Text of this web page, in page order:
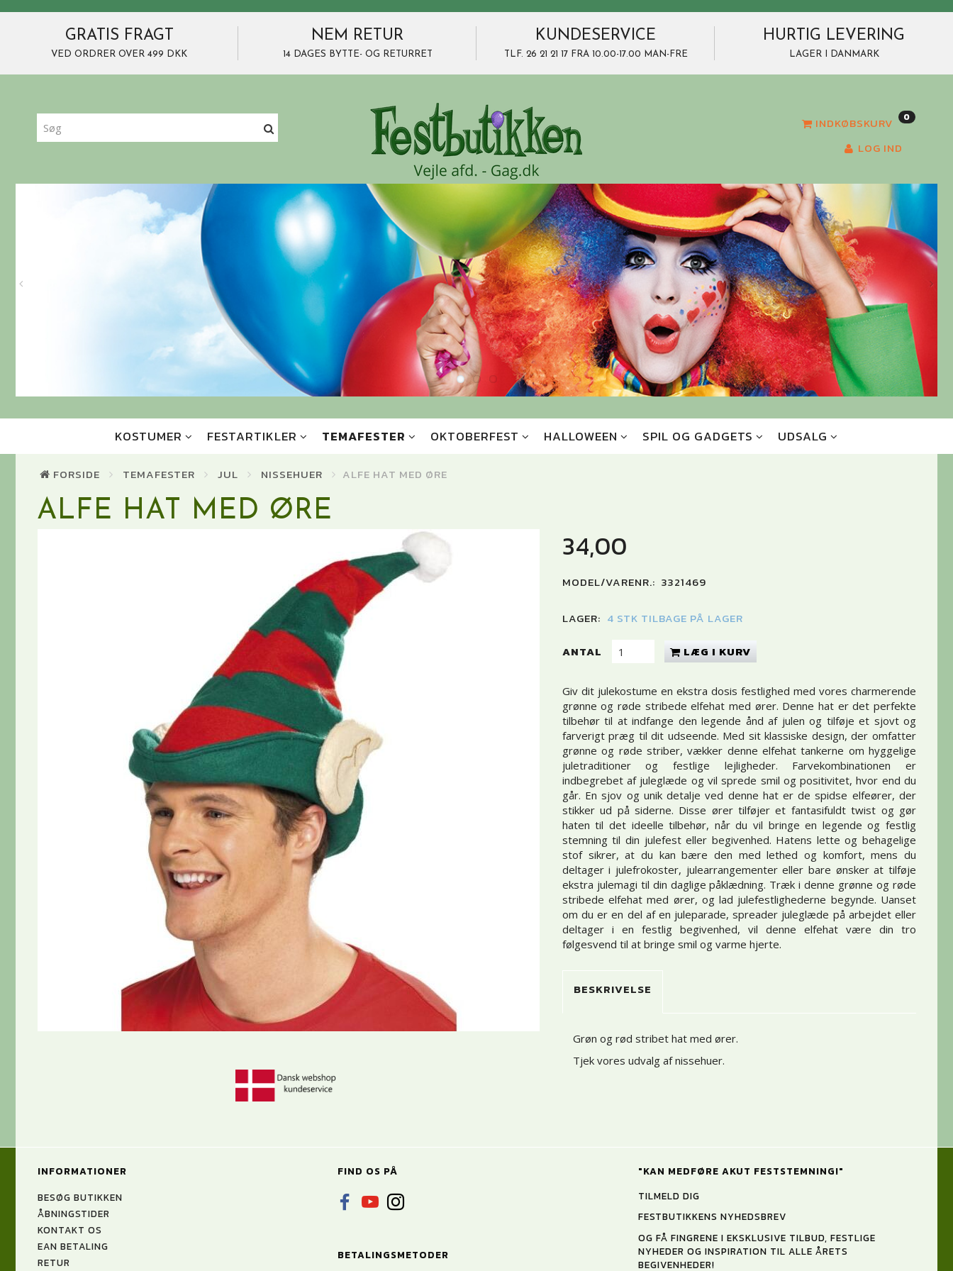
GRATIS FRAGT
VED ORDRER OVER 499 DKK
NEM RETUR
14 DAGES BYTTE- OG RETURRET
KUNDESERVICE
TLF. 26 21 21 17 FRA 10.00-17.00 MAN-FRE
HURTIG LEVERING
LAGER I DANMARK
INDKØBSKURV 0
LOG IND
KOSTUMER FESTARTIKLER TEMAFESTER OKTOBERFEST HALLOWEEN SPIL OG GADGETS UDSALG
FORSIDE TEMAFESTER JUL NISSEHUER ALFE HAT MED ØRE
ALFE HAT MED ØRE
34,00
MODEL/VARENR.: 3321469
LAGER: 4 STK TILBAGE PÅ LAGER
ANTAL LÆG I KURV
Giv dit julekostume en ekstra dosis festlighed med vores charmerende
grønne og røde stribede elfehat med ører. Denne hat er det perfekte
tilbehør til at indfange den legende ånd af julen og tilføje et sjovt og
farverigt præg til dit udseende. Med sit klassiske design, der omfatter
grønne og røde striber, vækker denne elfehat tankerne om hyggelige
juletraditioner og festlige lejligheder. Farvekombinationen er
indbegrebet af juleglæde og vil sprede smil og positivitet, hvor end du
går. En sjov og unik detalje ved denne hat er de spidse elfeører, der
stikker ud på siderne. Disse ører tilføjer et fantasifuldt twist og gør
haten til det ideelle tilbehør, når du vil bringe en legende og festlig
stemning til din julefest eller begivenhed. Hatens lette og behagelige
stof sikrer, at du kan bære den med lethed og komfort, mens du
deltager i julefrokoster, julearrangementer eller bare ønsker at tilføje
ekstra julemagi til din daglige påklædning. Træk i denne grønne og røde
stribede elfehat med ører, og lad julefestlighederne begynde. Uanset
om du er en del af en juleparade, spreader juleglæde på arbejdet eller
deltager i en festlig begivenhed, vil denne elfehat være din tro
følgesvend til at bringe smil og varme hjerte.
BESKRIVELSE
Grøn og rød stribet hat med ører.
Tjek vores udvalg af nissehuer.
INFORMATIONER
BESØG BUTIKKEN
ÅBNINGSTIDER
KONTAKT OS
EAN BETALING
RETUR
FIND OS PÅ
BETALINGSMETODER
"KAN MEDFØRE AKUT FESTSTEMNING!"
TILMELD DIG
FESTBUTIKKENS NYHEDSBREV
OG FÅ FINGRENE I EKSKLUSIVE TILBUD, FESTLIGE
NYHEDER OG INSPIRATION TIL ALLE ÅRETS
BEGIVENHEDER!